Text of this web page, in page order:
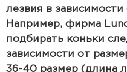
лезвия в зависимости
Например, фирма
подбирать коньки
зависимости от
36-40 размер (длина